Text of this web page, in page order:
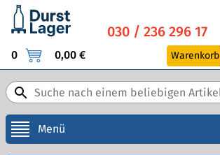
Menü
030 / 236 296 17
0 0,00 € Warenkorb